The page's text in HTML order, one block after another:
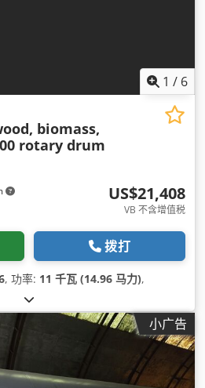
1 / 6
biomass,
rotary drum
US$21,408
VB 不含增值税
拨打
, 功率: 11 千瓦 (14.96 马力),
小广告